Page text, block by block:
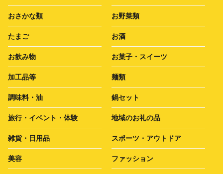
おさかな類 お野菜類
たまご お酒
お飲み物 お菓子・スイーツ
加工品等 麺類
調味料・油 鍋セット
旅行・イベント・体験 地域のお礼の品
雑貨・日用品 スポーツ・アウトドア
美容 ファッション